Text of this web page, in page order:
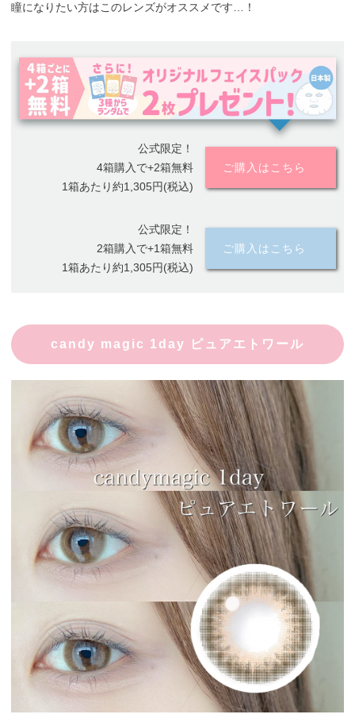
瞳になりたい方はこのレンズがオススメです…！
公式限定！
4箱購入で+2箱無料
1箱あたり約1,305円(税込)
ご購入はこちら
公式限定！
2箱購入で+1箱無料
1箱あたり約1,305円(税込)
ご購入はこちら
candy magic 1day ピュアエトワール